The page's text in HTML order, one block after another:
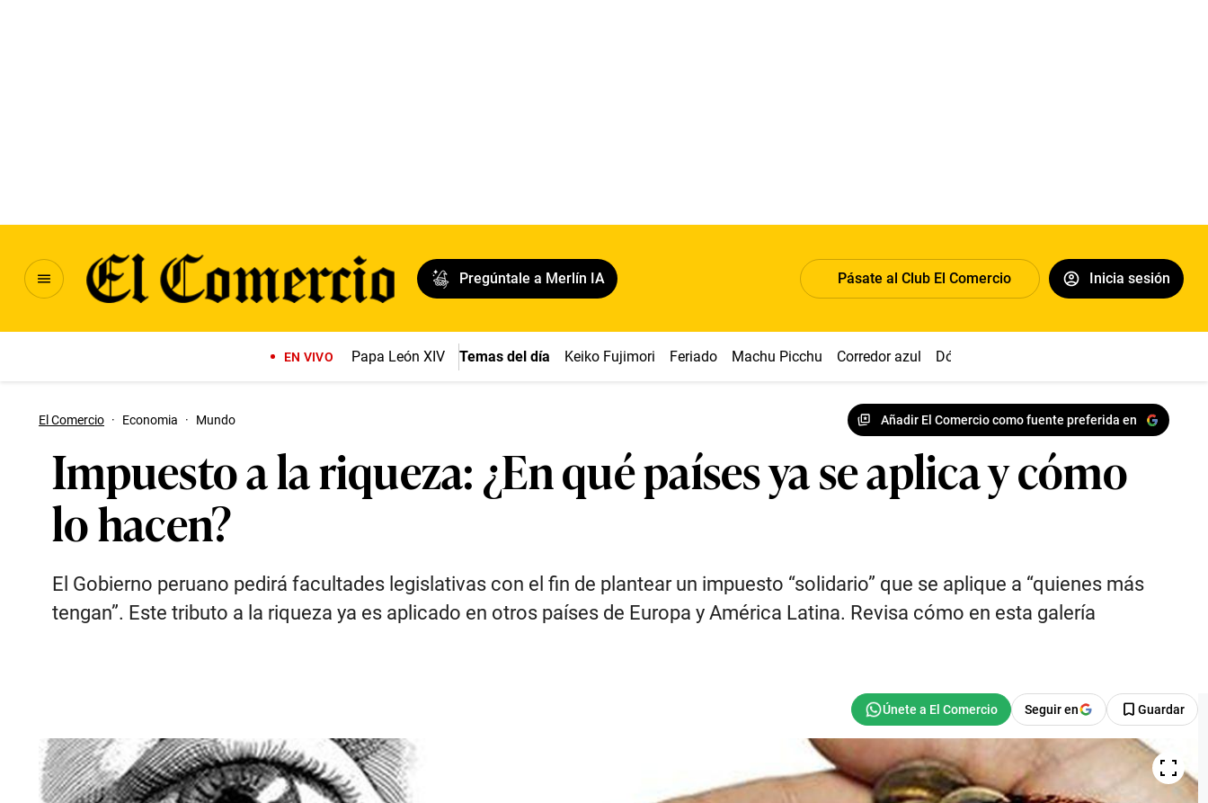
Pregúntale a Merlín IA Pásate al Club El Comercio Inicia sesión
EN VIVO Papa León XIV Temas del día Keiko Fujimori Feriado Machu Picchu Corredor azul Dólar
El Comercio · Economia · Mundo Añadir El Comercio como fuente preferida en
Impuesto a la riqueza: ¿En qué países ya se aplica y cómo
lo hacen?
El Gobierno peruano pedirá facultades legislativas con el fin de plantear un impuesto “solidario” que se aplique a “quienes más
tengan”. Este tributo a la riqueza ya es aplicado en otros países de Europa y América Latina. Revisa cómo en esta galería
Seguir en Guardar